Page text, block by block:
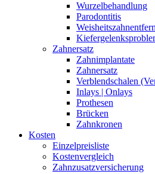
Wurzelbehandlung
Parodontitis
Zahnersatz
Zahnimplantate
Zahnersatz
Verblendschalen
Inlays | Onlays
Prothesen
Brücken
Zahnkronen
Kosten
Einzelpreisliste
Kostenvergleich
Zahnzusatzversicherung